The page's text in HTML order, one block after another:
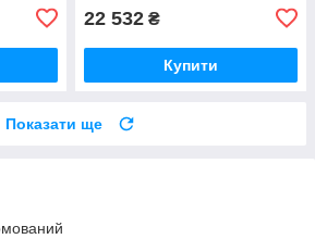
22 532 ₴
Купити
Показати ще